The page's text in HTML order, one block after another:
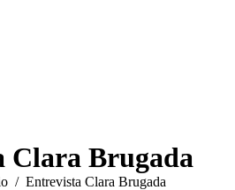
Clara Brugada
Entrevista Clara Brugada